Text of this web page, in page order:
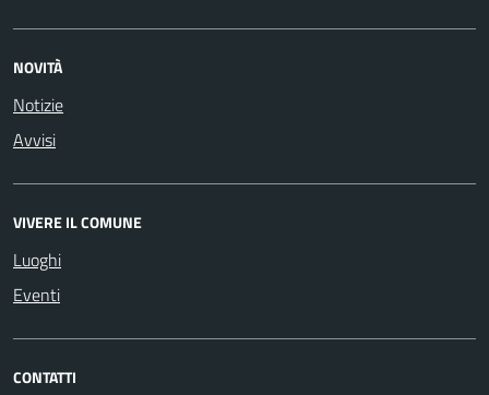
NOVITÀ
Notizie
Avvisi
VIVERE IL COMUNE
Luoghi
Eventi
CONTATTI